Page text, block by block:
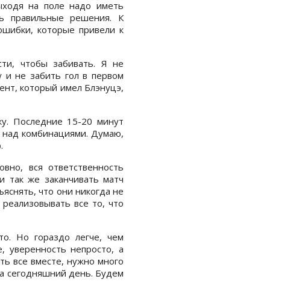
на поле надо иметь
правильные решения. К
которые привели к
чтобы забивать. Я не
и не забить гол в первом
который имел Блэнуцэ,
Последние 15-20 минут
комбинациями. Думаю,
вся ответственность
же заканчивать матч
что они никогда не
все то, что
Но гораздо легче, чем
уверенность непросто, а
все вместе, нужно много
сегодняшний день. Будем